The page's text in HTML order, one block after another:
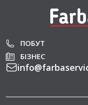
для
ПОБУТ
БІЗНЕС
info@